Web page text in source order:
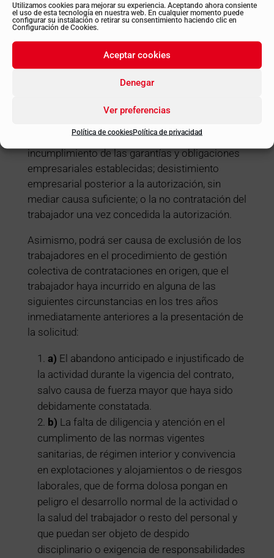
Utilizamos cookies para mejorar su experiencia. Aceptando ahora consiente
el uso de esta tecnología en nuestra web. En cualquier momento puede
configurar su instalación o retirar su consentimiento haciendo clic en
Configuración de Cookies.
Aceptar cookies
Denegar
Ver preferencias
Política de cookiesPolítica de privacidad
Artículo 4:
causas de
de la gestión colectiva de
las ofertas de empleo.
Estas solicitudes serán denegadas en el caso
de que el empleador haya incurrido en los tres
en alguna de las siguientes circunstancias:
incumplimiento de las garantías y obligaciones
empresariales establecidas; desistimiento
empresarial posterior a la autorización, sin
mediar causa suficiente; o la no contratación del
trabajador una vez concedida la autorización.
Asimismo, podrá ser causa de exclusión de los
trabajadores en el procedimiento de gestión
colectiva de contrataciones en origen, que el
trabajador haya incurrido en alguna de las
siguientes circunstancias en los tres años
inmediatamente anteriores a la presentación de
la solicitud:
a) El abandono anticipado e injustificado de
la actividad durante la vigencia del contrato,
salvo causa de fuerza mayor que haya sido
debidamente constatada.
b) La falta de diligencia y atención en el
cumplimento de las normas vigentes
sanitarias, de régimen interior y convivencia
en explotaciones y alojamientos o de riesgos
laborales, que de forma dolosa pongan en
peligro el desarrollo normal de la actividad o
la salud del trabajador o resto del personal y
que puedan ser objeto de despido
disciplinario o exigencia de responsabilidades